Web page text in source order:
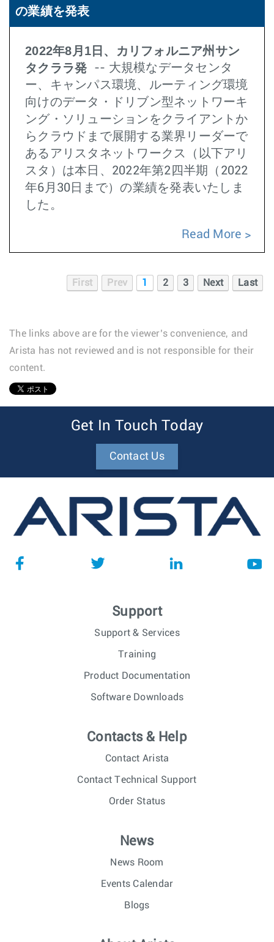
の業績を発表
2022年8月1日、カリフォルニア州サン
タクララ発
-- 大規模なデータセンタ
ー、キャンパス環境、ルーティング環境
向けのデータ・ドリブン型ネットワーキ
ング・ソリューションをクライアントか
らクラウドまで展開する業界リーダーで
あるアリスタネットワークス（以下アリ
スタ）は本日、2022年第2四半期（2022
年6月30日まで）の業績を発表いたしま
した。
Read More
First Prev 1 2 3 Next Last
The links above are for the viewer’s convenience, and
Arista has not reviewed and is not responsible for their
content.
Get In Touch Today
Contact Us
Support
Support & Services
Training
Product Documentation
Software Downloads
Contacts & Help
Contact Arista
Contact Technical Support
Order Status
News
News Room
Events Calendar
Blogs